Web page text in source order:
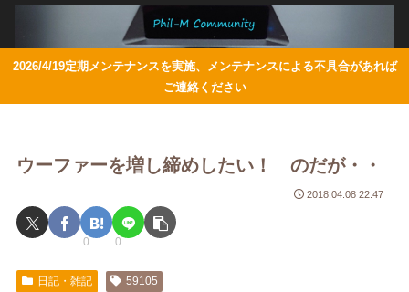
2026/4/19定期メンテナンスを実施、メンテナンスによる不具合があれば
ご連絡ください
ウーファーを増し締めしたい！ のだが・・
2018.04.08 22:47
0 0
日記・雑記 59105